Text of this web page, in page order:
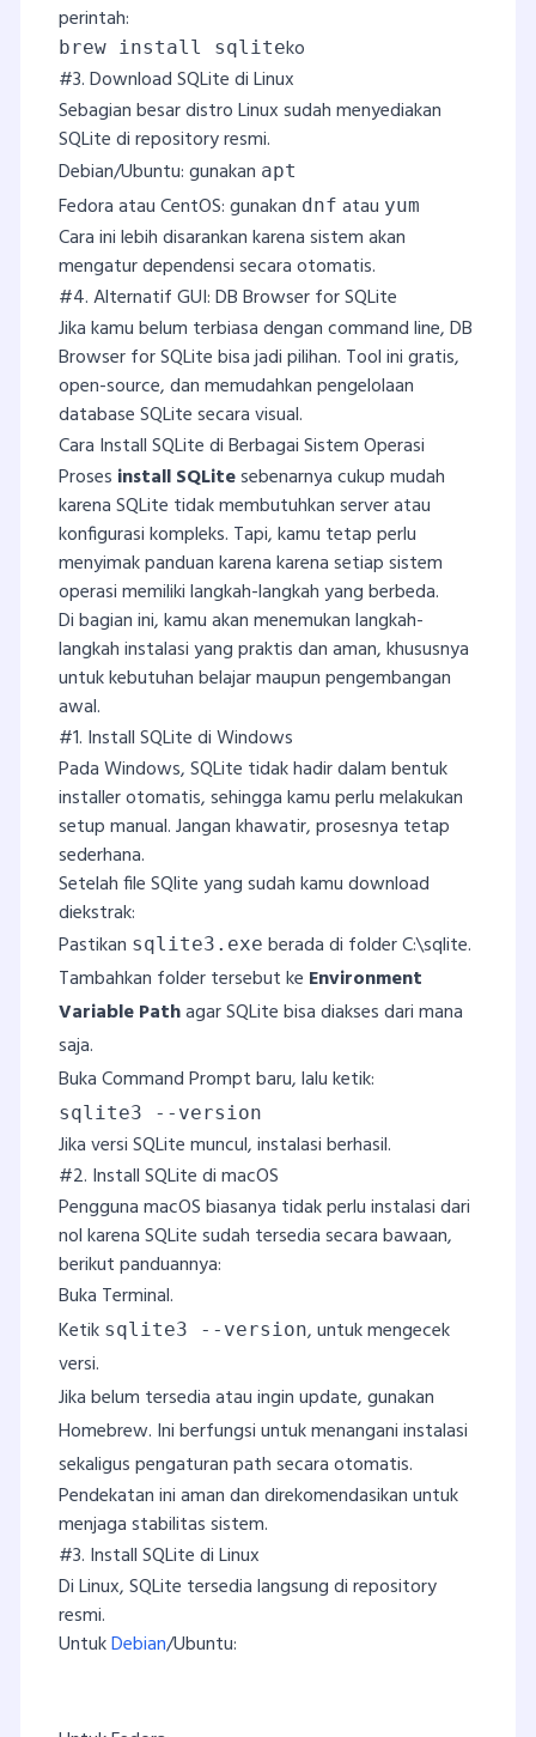
perintah:
brew install sqliteko
#3. Download SQLite di Linux
Sebagian besar distro Linux sudah menyediakan
SQLite di repository resmi.
Debian/Ubuntu: gunakan apt
Fedora atau CentOS: gunakan dnf atau yum
Cara ini lebih disarankan karena sistem akan
mengatur dependensi secara otomatis.
#4. Alternatif GUI: DB Browser for SQLite
Jika kamu belum terbiasa dengan command line, DB
Browser for SQLite bisa jadi pilihan. Tool ini gratis,
open-source, dan memudahkan pengelolaan
database SQLite secara visual.
Cara Install SQLite di Berbagai Sistem Operasi
Proses install SQLitesebenarnya cukup mudah
karena SQLite tidak membutuhkan server atau
konfigurasi kompleks. Tapi, kamu tetap perlu
menyimak panduan karena karena setiap sistem
operasi memiliki langkah-langkah yang berbeda.
Di bagian ini, kamu akan menemukan langkah-
langkah instalasi yang praktis dan aman, khususnya
untuk kebutuhan belajar maupun pengembangan
awal.
#1. Install SQLite di Windows
Pada Windows, SQLite tidak hadir dalam bentuk
installer otomatis, sehingga kamu perlu melakukan
setup manual. Jangan khawatir, prosesnya tetap
sederhana.
Setelah file SQlite yang sudah kamu download
diekstrak:
Pastikan sqlite3.exe berada di folder C:\sqlite.
Tambahkan folder tersebut ke Environment
Variable Pathagar SQLite bisa diakses dari mana
saja.
Buka Command Prompt baru, lalu ketik:
sqlite3 --version
Jika versi SQLite muncul, instalasi berhasil.
#2. Install SQLite di macOS
Pengguna macOS biasanya tidak perlu instalasi dari
nol karena SQLite sudah tersedia secara bawaan,
berikut panduannya:
Buka Terminal.
Ketik sqlite3 --version,untuk mengecek
versi.
Jika belum tersedia atau ingin update, gunakan
Homebrew. Ini berfungsi untuk menangani instalasi
sekaligus pengaturan path secara otomatis.
Pendekatan ini aman dan direkomendasikan untuk
menjaga stabilitas sistem.
#3. Install SQLite di Linux
Di Linux, SQLite tersedia langsung di repository
resmi.
UntukDebian/Ubuntu: